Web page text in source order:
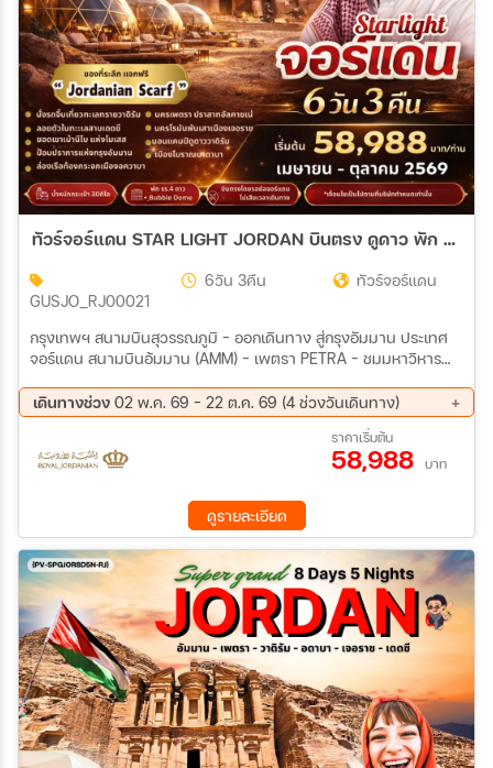
ตั้งแต่วันที่
ถึงวันที่
เฉพาะเดือน
เฉพาะเทศกาล
ระหว่าง
ทัวร์จอร์แดน STAR LIGHT JORDAN บินตรง ดูดาว พัก BUBBLE DOME 6วัน 3คืน (RJ)
GUSJO_RJ00021
6วัน 3คืน ทัวร์จอร์แดน
กรุงเทพฯ สนามบินสุวรรณภูมิ - ออกเดินทาง สู่กรุงอัมมาน ประเทศ
จอร์แดน สนามบินอ้มมาน (AMM) - เพตรา PETRA - ชมมหาวิหาร
กระจก BOAT CRUISE - ทะเลทรายวาดิรัม WADIRUM JEEP TOUR -
ค้างคืนในแค้มป์กลาง ทะเลทราย WADIRUM CAMP วาดรัม - KERAK
CASTLE ปราสาทเครัค - DEAD SEA เดดซี DEAD SEA - MADABA
เมืองมาดาบา - MT.NEBO ยอดเขาเมาท์เนโบ MOUNT NEBO -เมือง
เดินทางช่วง 02 พ.ค. 69 - 22 ต.ค. 69 (4 ช่วงวันเดินทาง)
05 ก.ย. 69 - 10 ก.ย. 69
10 ต.ค. 69 - 15 ต.ค. 69
17 ต.ค. 69 - 22 ต.ค. 69
ราคาเริ่มต้น
58,988 บาท
ดูรายละเอียด